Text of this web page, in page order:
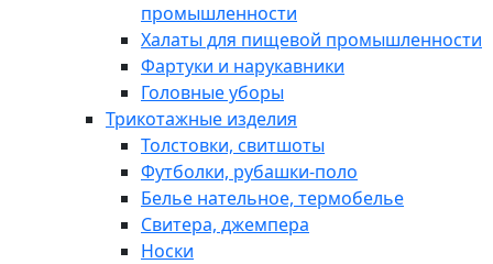
промышленности
Халаты для пищевой промышленности
Фартуки и нарукавники
Головные уборы
Трикотажные изделия
Толстовки, свитшоты
Футболки, рубашки-поло
Белье нательное, термобелье
Свитера, джемпера
Носки